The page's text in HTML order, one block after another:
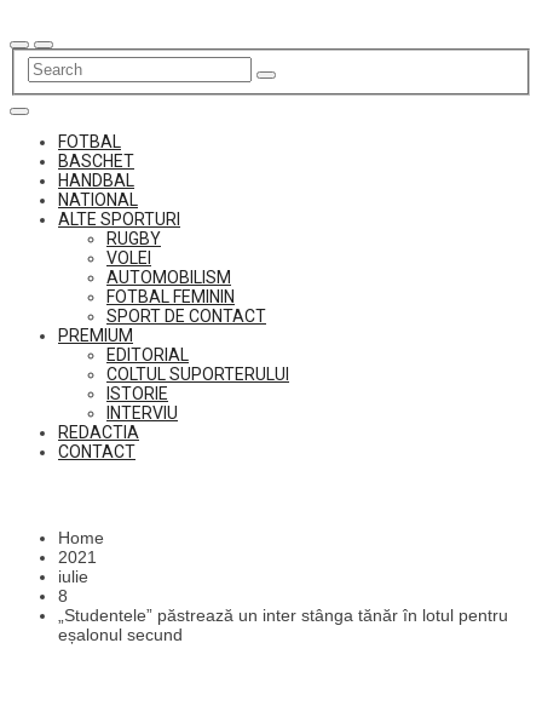
to
content
FOTBAL
BASCHET
HANDBAL
NATIONAL
ALTE SPORTURI
RUGBY
VOLEI
AUTOMOBILISM
FOTBAL FEMININ
SPORT DE CONTACT
PREMIUM
EDITORIAL
COLTUL SUPORTERULUI
ISTORIE
INTERVIU
REDACTIA
CONTACT
Home
2021
iulie
8
„Studentele” păstrează un inter stânga tănăr în lotul pentru
eșalonul secund